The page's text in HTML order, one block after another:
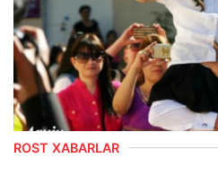
ROST XABARLAR